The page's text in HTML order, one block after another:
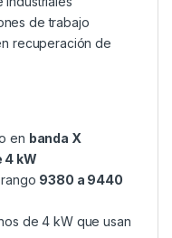
de trabajo
recuperación de
en banda X
4 kW
9380 a 9440
de 4 kW que usan